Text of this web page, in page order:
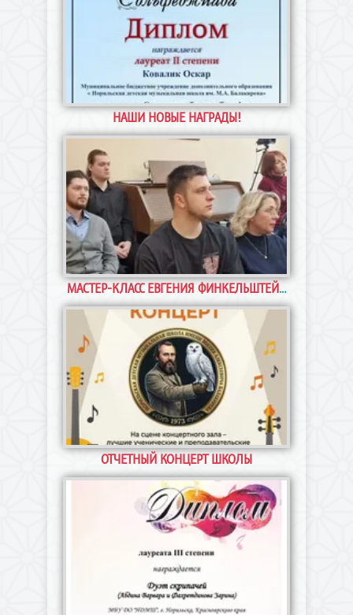
Поздравляем учащихся Петра Близнюка,
Валентину Тимофееву и Оскара Ковалика с
победой во Всероссийской теоретической
олимпиаде «Сольфеджиада»! Наши
аплодисменты
НАШИ НОВЫЕ НАГРАДЫ!
Преподавателям и учащимся Норильской
детской музыкальной школы имени М.А.
Балакирева посчастливилось побывать на
мастер-классе известного гитариста,
профессора
МАСТЕР-КЛАСС ЕВГЕНИЯ ФИНКЕЛЬШТЕЙНА
Норильская детская музыкальная школа имени
М.А. Балакирева приглашает на главное
творческое мероприятие учебного года! 23
апреля в 18.00 в нашем концертном зале
ОТЧЕТНЫЙ КОНЦЕРТ ШКОЛЫ